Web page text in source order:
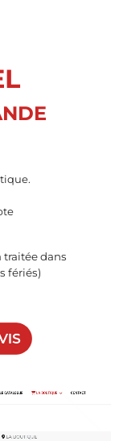
traitée dans
fériés)